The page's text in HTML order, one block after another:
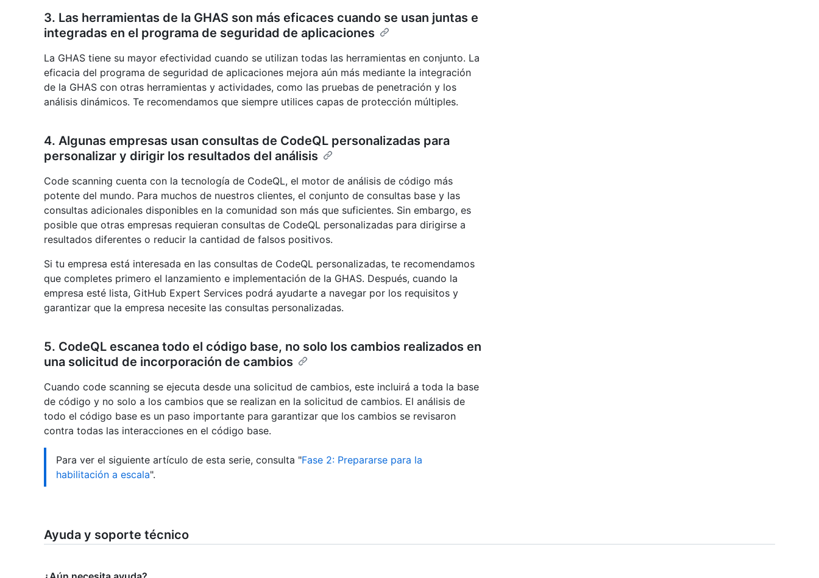
3. Las herramientas de la GHAS son más eficaces cuando se usan juntas e
integradas en el programa de seguridad de aplicaciones
La GHAS tiene su mayor efectividad cuando se utilizan todas las herramientas en conjunto. La
eficacia del programa de seguridad de aplicaciones mejora aún más mediante la integración
de la GHAS con otras herramientas y actividades, como las pruebas de penetración y los
análisis dinámicos. Te recomendamos que siempre utilices capas de protección múltiples.
4. Algunas empresas usan consultas de CodeQL personalizadas para
personalizar y dirigir los resultados del análisis
Code scanning cuenta con la tecnología de CodeQL, el motor de análisis de código más
potente del mundo. Para muchos de nuestros clientes, el conjunto de consultas base y las
consultas adicionales disponibles en la comunidad son más que suficientes. Sin embargo, es
posible que otras empresas requieran consultas de CodeQL personalizadas para dirigirse a
resultados diferentes o reducir la cantidad de falsos positivos.
Si tu empresa está interesada en las consultas de CodeQL personalizadas, te recomendamos
que completes primero el lanzamiento e implementación de la GHAS. Después, cuando la
empresa esté lista, GitHub Expert Services podrá ayudarte a navegar por los requisitos y
garantizar que la empresa necesite las consultas personalizadas.
5. CodeQL escanea todo el código base, no solo los cambios realizados en
una solicitud de incorporación de cambios
Cuando code scanning se ejecuta desde una solicitud de cambios, este incluirá a toda la base
de código y no solo a los cambios que se realizan en la solicitud de cambios. El análisis de
todo el código base es un paso importante para garantizar que los cambios se revisaron
contra todas las interacciones en el código base.
Para ver el siguiente artículo de esta serie, consulta "Fase 2: Prepararse para la
habilitación a escala".
Ayuda y soporte técnico